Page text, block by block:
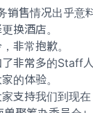
销售情况出乎意
换酒店。
非常抱歉。
非常多的Staff
的体验。
支持我们到现在